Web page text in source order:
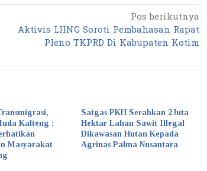
Pos berikutnya
Aktivis LIING Soroti Pembahasan Rapat
Pleno TKPRD Di Kabupaten Kotim
Kalteng :
Masyarakat
Satgas PKH Serahkan 2Juta
Hektar Lahan Sawit Illegal
Dikawasan Hutan Kepada
Agrinas Palma Nusantara